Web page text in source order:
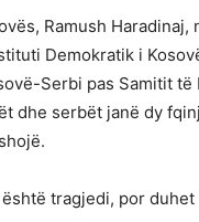
Ramush Haradinaj,
Demokratik i
Serbi pas Samitit të
dhe serbët janë dy
tragjedi, por duhet